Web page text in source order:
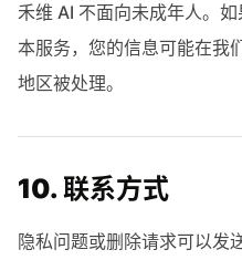
禾维 AI 不面向未成年人。
本服务，您的信息可能在我
地区被处理。
10. 联系方式
隐私问题或删除请求可以发